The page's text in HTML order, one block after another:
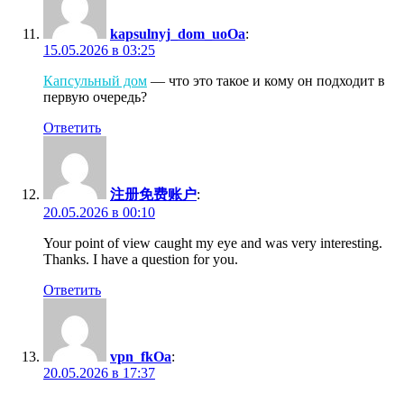
kapsulnyj_dom_uoOa:
15.05.2026 в 03:25
Капсульный дом — что это такое и кому он подходит в
первую очередь?
Ответить
注册免费账户:
20.05.2026 в 00:10
Your point of view caught my eye and was very interesting.
Thanks. I have a question for you.
Ответить
vpn_fkOa:
20.05.2026 в 17:37